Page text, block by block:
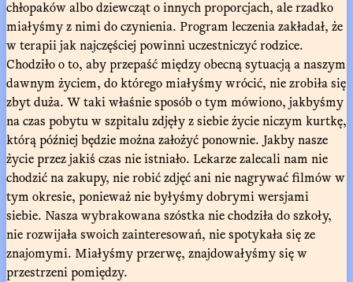
chłopaków albo dziewcząt o innych proporcjach, ale rzadko
miałyśmy z nimi do czynienia. Program leczenia zakładał, że
w terapii jak najczęściej powinni uczestniczyć rodzice.
Chodziło o to, aby przepaść między obecną sytuacją a naszym
dawnym życiem, do którego miałyśmy wrócić, nie zrobiła się
zbyt duża. W taki właśnie sposób o tym mówiono, jakbyśmy
na czas pobytu w szpitalu zdjęły z siebie życie niczym kurtkę,
którą później będzie można założyć ponownie. Jakby nasze
życie przez jakiś czas nie istniało. Lekarze zalecali nam nie
chodzić na zakupy, nie robić zdjęć ani nie nagrywać filmów w
tym okresie, ponieważ nie byłyśmy dobrymi wersjami
siebie. Nasza wybrakowana szóstka nie chodziła do szkoły,
nie rozwijała swoich zainteresowań, nie spotykała się ze
znajomymi. Miałyśmy przerwę, znajdowałyśmy się w
przestrzeni pomiędzy.